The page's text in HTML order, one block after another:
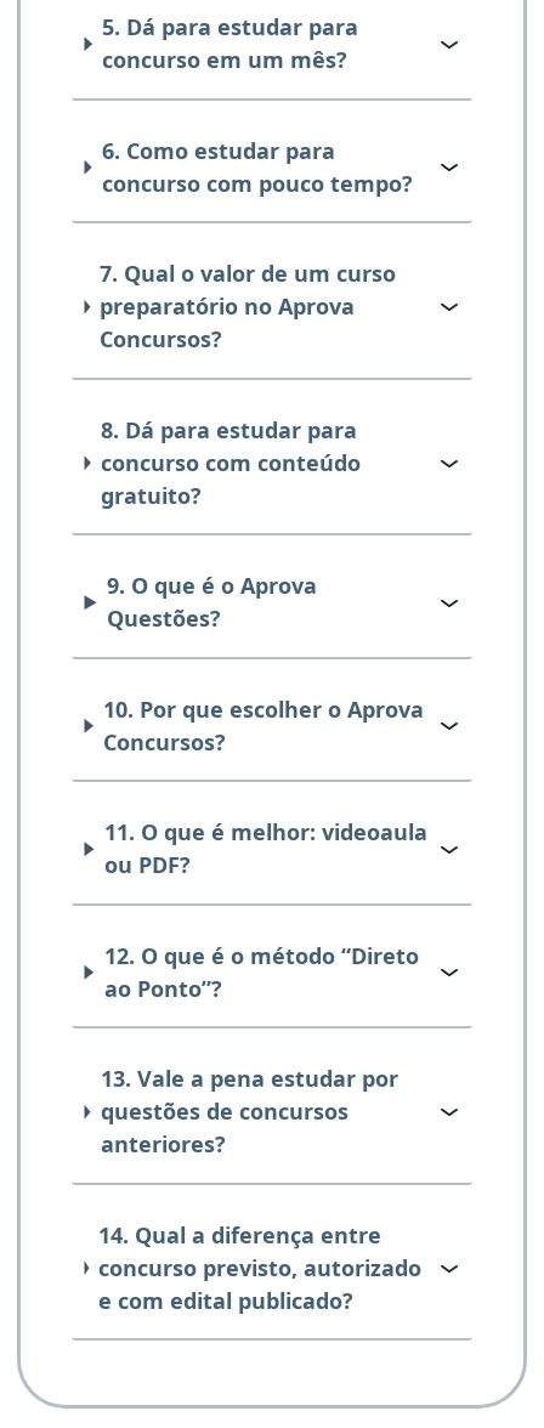
5. Dá para estudar para
concurso em um mês?
6. Como estudar para
concurso com pouco tempo?
7. Qual o valor de um curso
preparatório no Aprova
Concursos?
8. Dá para estudar para
concurso com conteúdo
gratuito?
9. O que é o Aprova
Questões?
10. Por que escolher o Aprova
Concursos?
11. O que é melhor: videoaula
ou PDF?
12. O que é o método “Direto
ao Ponto”?
13. Vale a pena estudar por
questões de concursos
anteriores?
14. Qual a diferença entre
concurso previsto, autorizado
e com edital publicado?